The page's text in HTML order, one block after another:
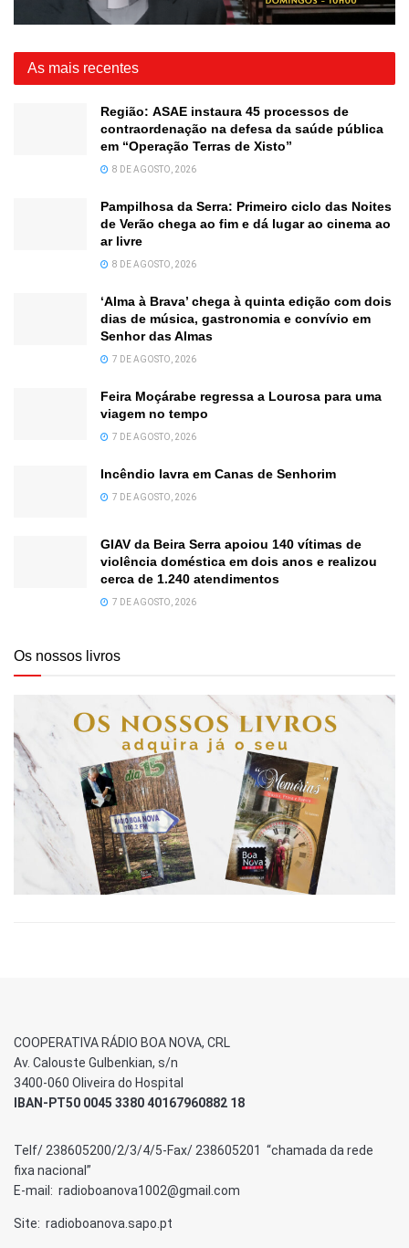
As mais recentes
Região: ASAE instaura 45 processos de
contraordenação na defesa da saúde pública
em “Operação Terras de Xisto”
8 DE AGOSTO, 2026
Pampilhosa da Serra: Primeiro ciclo das Noites
de Verão chega ao fim e dá lugar ao cinema ao
ar livre
8 DE AGOSTO, 2026
‘Alma à Brava’ chega à quinta edição com dois
dias de música, gastronomia e convívio em
Senhor das Almas
7 DE AGOSTO, 2026
Feira Moçárabe regressa a Lourosa para uma
viagem no tempo
7 DE AGOSTO, 2026
Incêndio lavra em Canas de Senhorim
7 DE AGOSTO, 2026
GIAV da Beira Serra apoiou 140 vítimas de
violência doméstica em dois anos e realizou
cerca de 1.240 atendimentos
7 DE AGOSTO, 2026
Os nossos livros
COOPERATIVA RÁDIO BOA NOVA, CRL
Av. Calouste Gulbenkian, s/n
3400-060 Oliveira do Hospital
IBAN-PT50 0045 3380 40167960882 18
Telf/ 238605200/2/3/4/5-Fax/ 238605201 “chamada da rede
fixa nacional”
E-mail: radioboanova1002@gmail.com
Site: radioboanova.sapo.pt